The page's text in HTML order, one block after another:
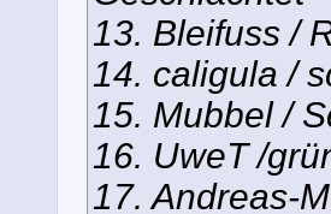
13. Bleifuss /
14. caligula /
15. Mubbel /
16. UweT /
17. Andreas-